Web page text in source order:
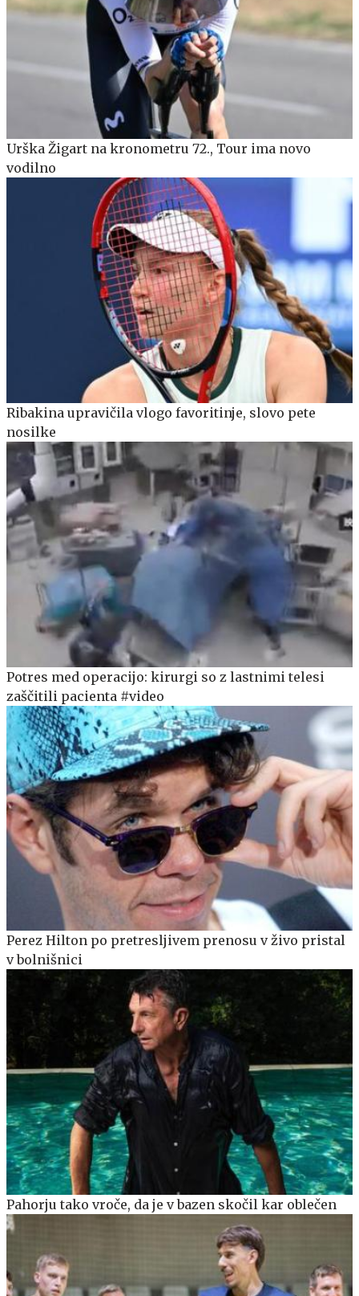
Urška Žigart na kronometru 72., Tour ima novo
vodilno
Ribakina upravičila vlogo favoritinje, slovo pete
nosilke
Potres med operacijo: kirurgi so z lastnimi telesi
zaščitili pacienta #video
Perez Hilton po pretresljivem prenosu v živo pristal
v bolnišnici
Pahorju tako vroče, da je v bazen skočil kar oblečen